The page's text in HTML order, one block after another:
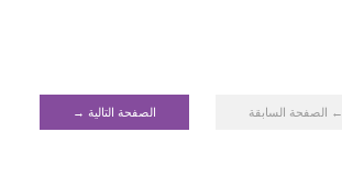
← الصفحة السابقة الصفحة التالية →